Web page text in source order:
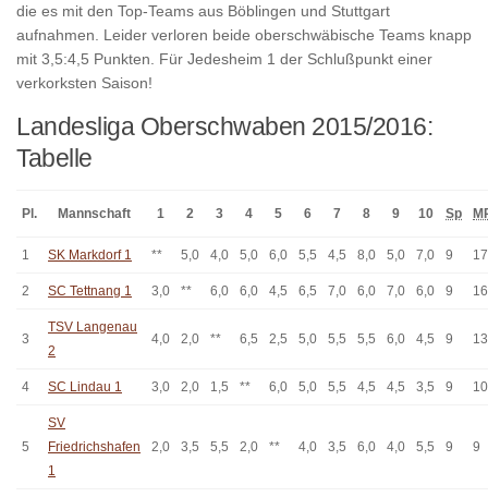
die es mit den Top-Teams aus Böblingen und Stuttgart
aufnahmen. Leider verloren beide oberschwäbische Teams knapp
mit 3,5:4,5 Punkten. Für Jedesheim 1 der Schlußpunkt einer
verkorksten Saison!
Landesliga Oberschwaben 2015/2016:
Tabelle
Pl. Mannschaft 1 2 3 4 5 6 7 8 9 10 Sp
1 SK Markdorf 1 ** 5,0 4,0 5,0 6,0 5,5 4,5 8,0 5,0 7,0 9 17
2 SC Tettnang 1 3,0 ** 6,0 6,0 4,5 6,5 7,0 6,0 7,0 6,0 9 16
3
TSV Langenau
2
4,0 2,0 ** 6,5 2,5 5,0 5,5 5,5 6,0 4,5 9 13
4 SC Lindau 1 3,0 2,0 1,5 ** 6,0 5,0 5,5 4,5 4,5 3,5 9 10
5
SV
Friedrichshafen
1
2,0 3,5 5,5 2,0 ** 4,0 3,5 6,0 4,0 5,5 9 9